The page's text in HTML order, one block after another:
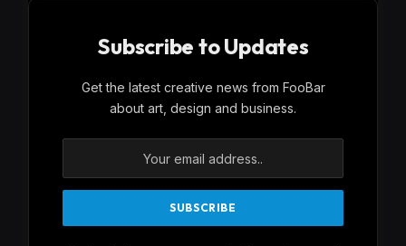
Subscribe to Updates
Get the latest creative news from FooBar
about art, design and business.